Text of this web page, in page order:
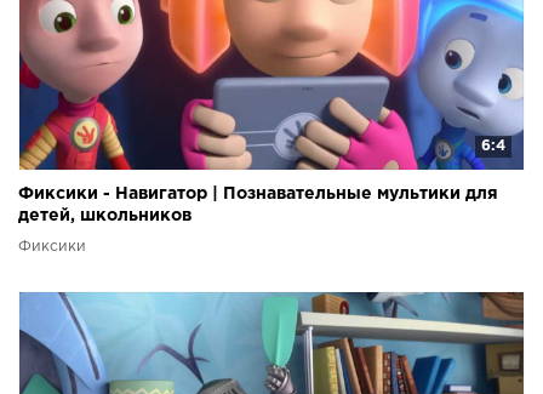
6:4
Фиксики - Навигатор | Познавательные мультики для
детей, школьников
Фиксики